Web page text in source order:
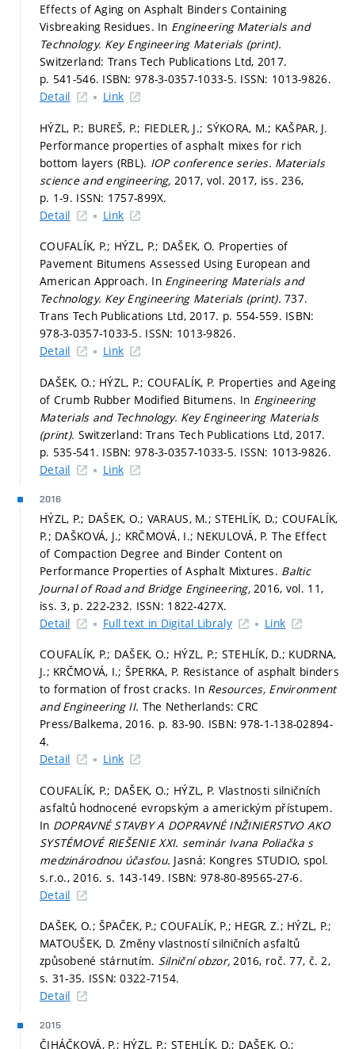
Effects of Aging on Asphalt Binders Containing
Visbreaking Residues. In Engineering Materials and
Technology. Key Engineering Materials (print).
Switzerland: Trans Tech Publications Ltd, 2017.
p. 541-546. ISBN: 978-3-0357-1033-5. ISSN: 1013-9826.
Detail
Link
HÝZL, P.; BUREŠ, P.; FIEDLER, J.; SÝKORA, M.; KAŠPAR, J.
Performance properties of asphalt mixes for rich
bottom layers (RBL). IOP conference series. Materials
science and engineering, 2017, vol. 2017, iss. 236,
p. 1-9. ISSN: 1757-899X.
Detail
Link
COUFALÍK, P.; HÝZL, P.; DAŠEK, O. Properties of
Pavement Bitumens Assessed Using European and
American Approach. In Engineering Materials and
Technology. Key Engineering Materials (print).737.
Trans Tech Publications Ltd, 2017. p. 554-559. ISBN:
978-3-0357-1033-5. ISSN: 1013-9826.
Detail
Link
DAŠEK, O.; HÝZL, P.; COUFALÍK, P. Properties and Ageing
of Crumb Rubber Modified Bitumens. In Engineering
Materials and Technology. Key Engineering Materials
(print). Switzerland: Trans Tech Publications Ltd, 2017.
p. 535-541. ISBN: 978-3-0357-1033-5. ISSN: 1013-9826.
Detail
Link
2016
HÝZL, P.; DAŠEK, O.; VARAUS, M.; STEHLÍK, D.; COUFALÍK,
P.; DAŠKOVÁ, J.; KRČMOVÁ, I.; NEKULOVÁ, P. The Effect
of Compaction Degree and Binder Content on
Performance Properties of Asphalt Mixtures. Baltic
Journal of Road and Bridge Engineering, 2016, vol. 11,
iss. 3, p. 222-232. ISSN: 1822-427X.
Detail
Full text in Digital Libraly Link
COUFALÍK, P.; DAŠEK, O.; HÝZL, P.; STEHLÍK, D.; KUDRNA,
J.; KRČMOVÁ, I.; ŠPERKA, P. Resistance of asphalt binders
to formation of frost cracks. In Resources, Environment
and Engineering II. The Netherlands: CRC
Press/Balkema, 2016. p. 83-90. ISBN: 978-1-138-02894-
4.
Detail
Link
COUFALÍK, P.; DAŠEK, O.; HÝZL, P. Vlastnosti silničních
asfaltů hodnocené evropským a americkým přístupem.
In DOPRAVNÉ STAVBY A DOPRAVNÉ INŽINIERSTVO AKO
SYSTÉMOVÉ RIEŠENIE XXI. seminár Ivana Poliačka s
medzinárodnou účasťou. Jasná: Kongres STUDIO, spol.
s.r.o., 2016. s. 143-149. ISBN: 978-80-89565-27-6.
Detail
DAŠEK, O.; ŠPAČEK, P.; COUFALÍK, P.; HEGR, Z.; HÝZL, P.;
MATOUŠEK, D. Změny vlastností silničních asfaltů
způsobené stárnutím. Silniční obzor,2016, roč. 77, č. 2,
s. 31-35. ISSN: 0322-7154.
Detail
2015
ČIHÁČKOVÁ, P.; HÝZL, P.; STEHLÍK, D.; DAŠEK, O.;